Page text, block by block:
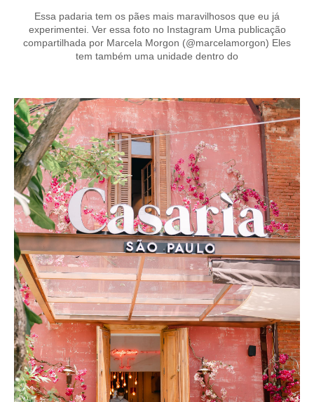
Essa padaria tem os pães mais maravilhosos que eu já
experimentei. Ver essa foto no Instagram Uma publicação
compartilhada por Marcela Morgon (@marcelamorgon) Eles
tem também uma unidade dentro do